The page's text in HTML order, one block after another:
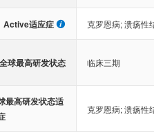
Active适应症 克罗恩病;溃疡性
全球最高研发状态 临床三期
最高研发状态适
克罗恩病;溃疡性